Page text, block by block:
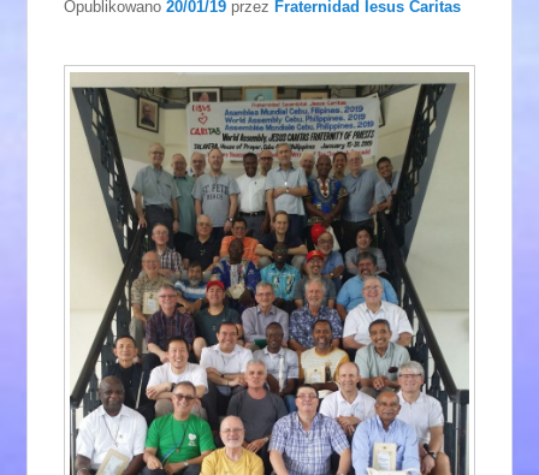
Opublikowano20/01/19 przezFraternidad Iesus Caritas